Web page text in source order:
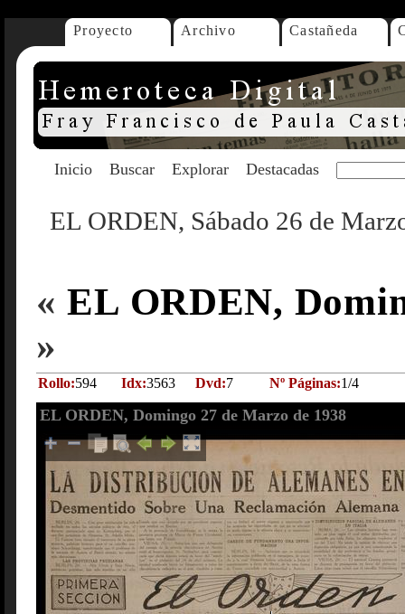
Proyecto Archivo Castañeda
Inicio Buscar Explorar Destacadas
EL ORDEN, Sábado 26 de
« EL ORDEN,
»
Rollo:594 Idx:3563 Dvd:7 Nº Páginas:1/4
EL ORDEN, Domingo 27 de Marzo de 1938